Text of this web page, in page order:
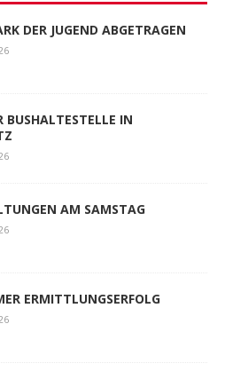
DER JUGEND ABGETRAGEN
BUSHALTESTELLE IN
AM SAMSTAG
ERMITTLUNGSERFOLG